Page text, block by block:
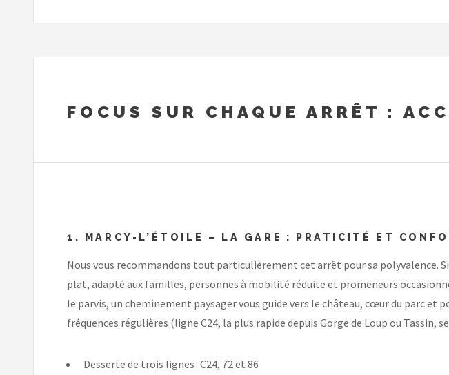
FOCUS SUR CHAQUE ARRÊT :
1. MARCY-L’ÉTOILE – LA GARE : PRATICITÉ ET
Nous vous recommandons tout particulièrement cet arrêt pour sa polyvalence.
plat, adapté aux familles, personnes à mobilité réduite et promeneurs
le parvis, un cheminement paysager vous guide vers le château, cœur du parc et
fréquences régulières (ligne C24, la plus rapide depuis Gorge de Loup ou Tassin,
Desserte de trois lignes : C24, 72 et 86